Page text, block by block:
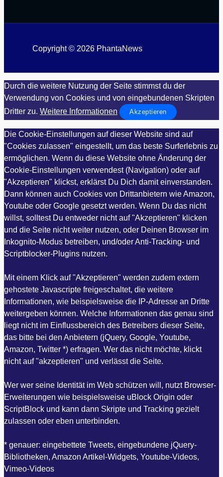
Copyright © 2026 PhantaNews
Durch die weitere Nutzung der Seite stimmst du der
Verwendung von Cookies und von eingebundenen Skripten
Dritter zu. Weitere Informationen Akzeptieren
Die Cookie-Einstellungen auf dieser Website sind auf
"Cookies zulassen" eingestellt, um das beste Surferlebnis zu
ermöglichen. Wenn du diese Website ohne Änderung der
Cookie-Einstellungen verwendest (Navigation) oder auf
"Akzeptieren" klickst, erklärst Du Dich damit einverstanden.
Dann können auch Cookies von Drittanbietern wie Amazon,
Youtube oder Google gesetzt werden. Wenn Du das nicht
willst, solltest Du entweder nicht auf "Akzeptieren" klicken
und die Seite nicht weiter nutzen, oder Deinen Browser im
Inkognito-Modus betreiben, und/oder Anti-Tracking- und
Scriptblocker-Plugins nutzen.
Mit einem Klick auf "Akzeptieren" werden zudem extern
gehostete Javascripte freigeschaltet, die weitere
Informationen, wie beispielsweise die IP-Adresse an Dritte
weitergeben können. Welche Informationen das genau sind
liegt nicht im Einflussbereich des Betreibers dieser Seite,
das bitte bei den Anbietern (jQuery, Google, Youtube,
Amazon, Twitter *) erfragen. Wer das nicht möchte, klickt
nicht auf "akzeptieren" und verlässt die Seite.
Wer wer seine Identität im Web schützen will, nutzt Browser-
Erweiterungen wie beispielsweise uBlock Origin oder
ScriptBlock und kann dann Skripte und Tracking gezielt
zulassen oder eben unterbinden.
* genauer: eingebettete Tweets, eingebundene jQuery-
Bibliotheken, Amazon Artikel-Widgets, Youtube-Videos,
Vimeo-Videos